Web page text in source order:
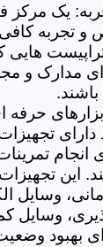
یک مرکز
تجربه کافی
هایی
مدارک و
حرفه
دارای
انجام
این
وسایل
وسایل
بهبود